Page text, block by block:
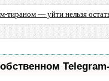
тираном — уйти нельзя
любимому мужчине?